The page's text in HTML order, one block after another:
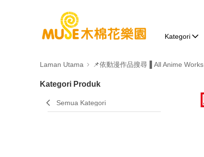
Kategori
Laman Utama 📌依動漫作品搜尋▐ All Anime Works
Kategori Produk
Semua Kategori